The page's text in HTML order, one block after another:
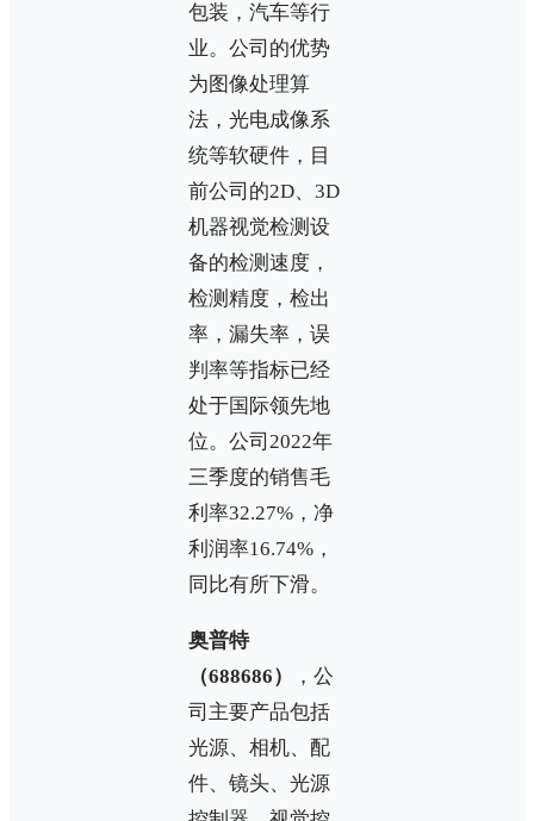
包装，汽车等行
业。公司的优势
为图像处理算
法，光电成像系
统等软硬件，目
前公司的2D、3D
机器视觉检测设
备的检测速度，
检测精度，检出
率，漏失率，误
判率等指标已经
处于国际领先地
位。公司2022年
三季度的销售毛
利率32.27%，净
利润率16.74%，
同比有所下滑。
奥普特
（688686）
，公
司主要产品包括
光源、相机、配
件、镜头、光源